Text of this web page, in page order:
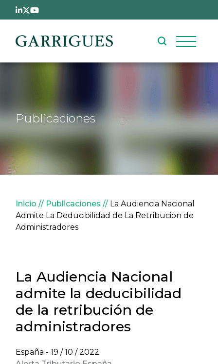
Pasar al contenido principal
Publicaciones
Sobrescribir enlaces de
Inicio Publicaciones
La Audiencia Nacional
Admite La Deducibilidad de La Retribución de
Administradores
La Audiencia Nacional
admite la deducibilidad
de la retribución de
administradores
España - 19 / 10 / 2022